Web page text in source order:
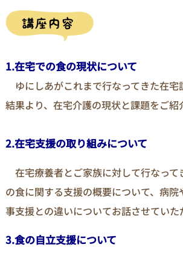
1.在宅での食の現状について
ゆにしあがこれまで行なってきた在宅
結果より、在宅介護の現状と課題をご紹
2.在宅支援の取り組みについて
在宅療養者とご家族に対して行なって
の食に関する支援の概要について、病
事支援との違いについてお話させていた
3.食の自立支援について